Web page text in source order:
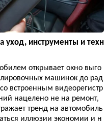
уход, инструменты и техн
открывает окно выго
машинок до рад
встроенным видеорегистр
нацелено не на ремонт,
тренд на автомобиль
иллюзии экономии и н